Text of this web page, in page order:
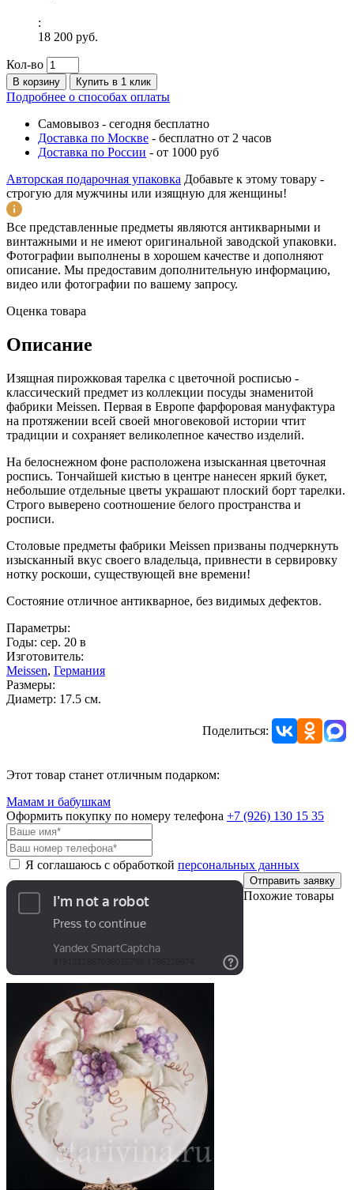
:
18 200 руб.
Кол-во
В корзину Купить в 1 клик
Подробнее о способах оплаты
Самовывоз - сегодня бесплатно
Доставка по Москве - бесплатно от 2 часов
Доставка по России - от 1000 руб
Авторская подарочная упаковка Добавьте к этому товару -
строгую для мужчины или изящную для женщины!
Все представленные предметы являются антикварными и
винтажными и не имеют оригинальной заводской упаковки.
Фотографии выполнены в хорошем качестве и дополняют
описание. Мы предоставим дополнительную информацию,
видео или фотографии по вашему запросу.
Оценка товара
Описание
Изящная пирожковая тарелка с цветочной росписью -
классический предмет из коллекции посуды знаменитой
фабрики Meissen. Первая в Европе фарфоровая мануфактура
на протяжении всей своей многовековой истории чтит
традиции и сохраняет великолепное качество изделий.
На белоснежном фоне расположена изысканная цветочная
роспись. Тончайшей кистью в центре нанесен яркий букет,
небольшие отдельные цветы украшают плоский борт тарелки.
Строго выверено соотношение белого пространства и
росписи.
Столовые предметы фабрики Meissen призваны подчеркнуть
изысканный вкус своего владельца, привнести в сервировку
нотку роскоши, существующей вне времени!
Состояние отличное антикварное, без видимых дефектов.
Параметры:
Годы: сер. 20 в
Изготовитель:
Meissen, Германия
Размеры:
Диаметр: 17.5 см.
Поделиться:
Этот товар станет отличным подарком:
Мамам и бабушкам
Оформить покупку по номеру телефона +7 (926) 130 15 35
Я соглашаюсь с обработкой персональных данных
Отправить заявку
Похожие товары